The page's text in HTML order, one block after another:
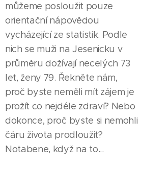
můžeme posloužit pouze
orientační nápovědou
vycházející ze statistik. Podle
nich se muži na Jesenicku v
průměru dožívají necelých 73
let, ženy 79. Řekněte nám,
proč byste neměli mít zájem je
prožít co nejdéle zdraví? Nebo
dokonce, proč byste si nemohli
čáru života prodloužit?
Notabene, když na to...